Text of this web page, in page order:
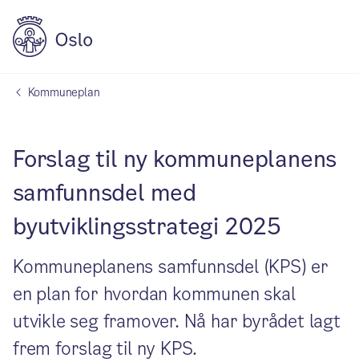
Kommuneplan
Forslag til ny kommuneplanens
samfunnsdel med
byutviklingsstrategi 2025
Kommuneplanens samfunnsdel (KPS) er
en plan for hvordan kommunen skal
utvikle seg framover. Nå har byrådet lagt
frem forslag til ny KPS.